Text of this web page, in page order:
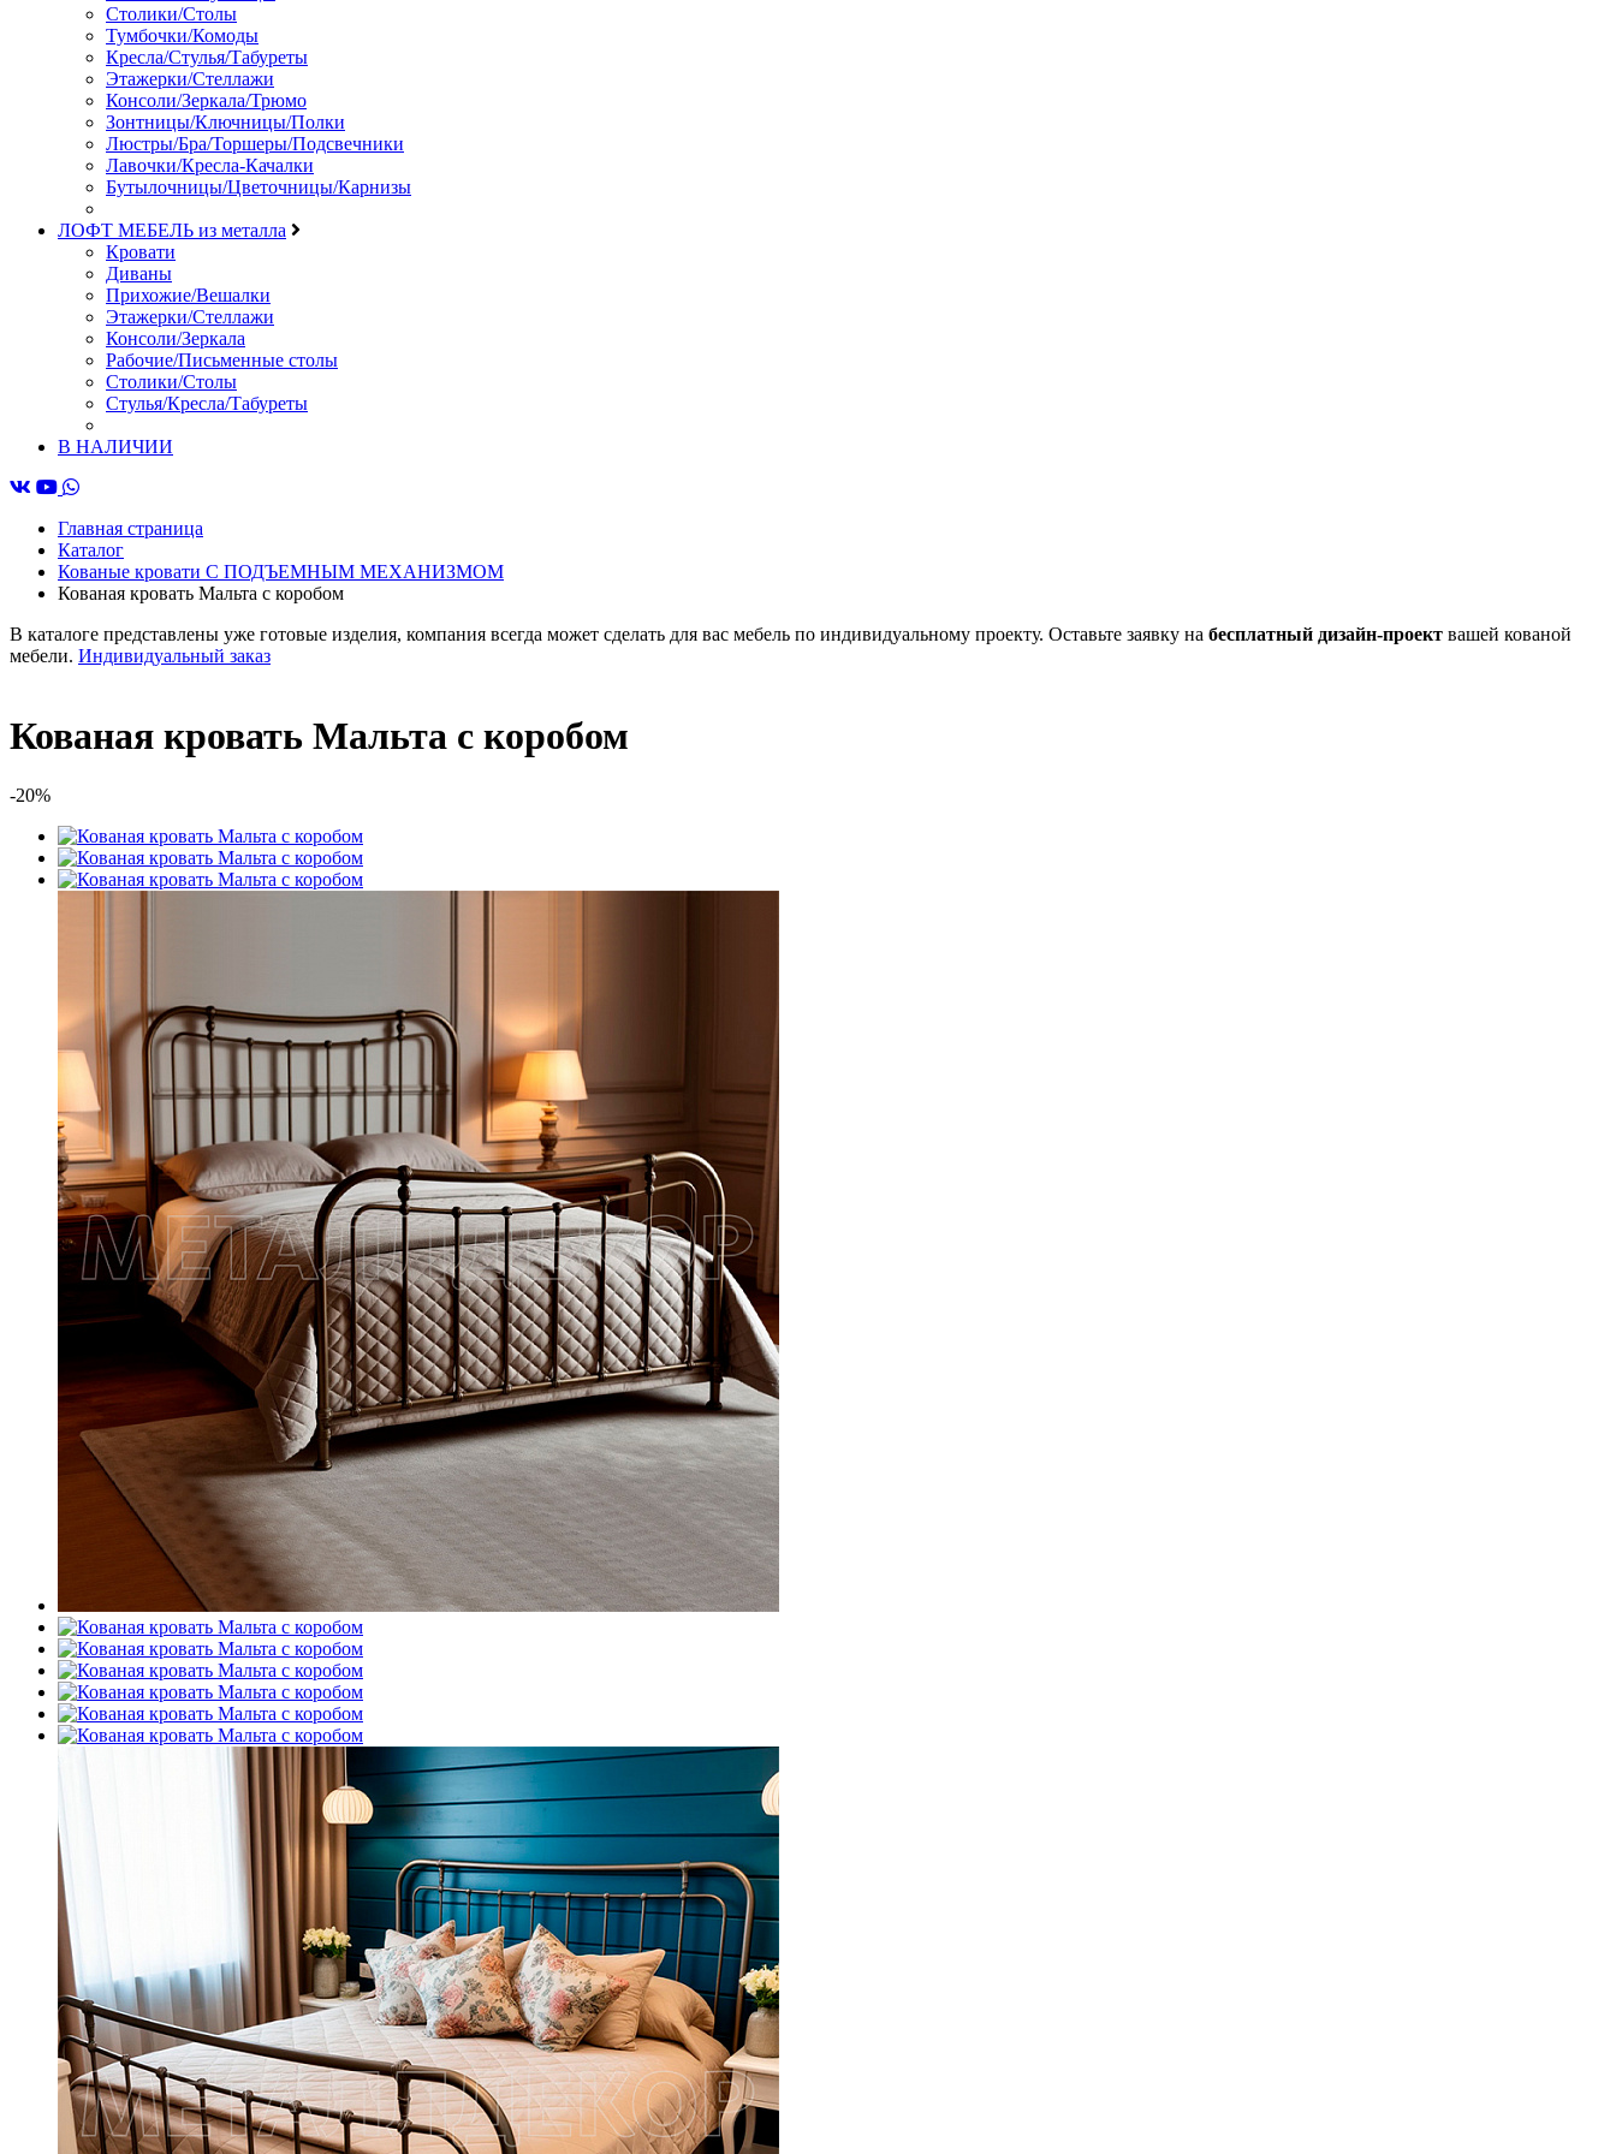
Столики/Столы
Тумбочки/Комоды
Кресла/Стулья/Табуреты
Этажерки/Стеллажи
Консоли/Зеркала/Трюмо
Зонтницы/Ключницы/Полки
Люстры/Бра/Торшеры/Подсвечники
Лавочки/Кресла-Качалки
Бутылочницы/Цветочницы/Карнизы
ЛОФТ МЕБЕЛЬ из металла
Кровати
Диваны
Прихожие/Вешалки
Этажерки/Стеллажи
Консоли/Зеркала
Рабочие/Письменные столы
Столики/Столы
Стулья/Кресла/Табуреты
В НАЛИЧИИ
Главная страница
Каталог
Кованые кровати С ПОДЪЕМНЫМ МЕХАНИЗМОМ
Кованая кровать Мальта с коробом
В каталоге представлены уже готовые изделия, компания всегда может сделать для вас мебель по индивидуальному проекту. Оставьте заявку на бесплатный дизайн-проект вашей кованой
мебели. Индивидуальный заказ
Кованая кровать Мальта с коробом
-20%